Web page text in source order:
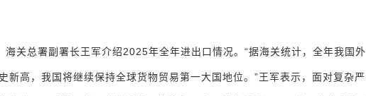
关总署副署长王军介绍2025年全年进出口情况。“据海关统计，全年我国外
高，我国将继续保持全球货物贸易第一大国地位。”王军表示，面对复杂严